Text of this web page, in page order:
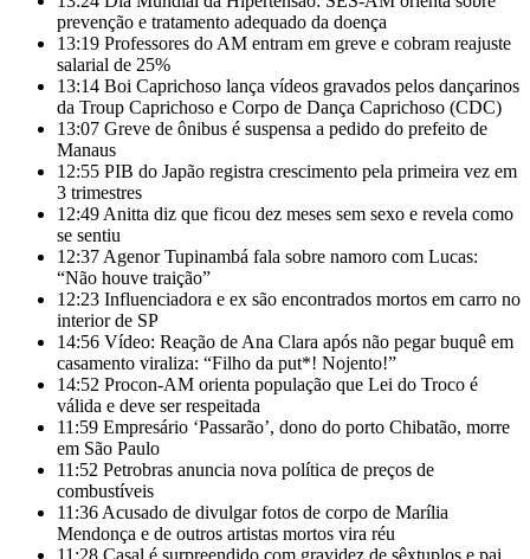
prevenção e tratamento adequado da doença
13:19 Professores do AM entram em greve e cobram reajuste
salarial de 25%
13:14 Boi Caprichoso lança vídeos gravados pelos dançarinos
da Troup Caprichoso e Corpo de Dança Caprichoso (CDC)
13:07 Greve de ônibus é suspensa a pedido do prefeito de
Manaus
12:55 PIB do Japão registra crescimento pela primeira vez em
3 trimestres
12:49 Anitta diz que ficou dez meses sem sexo e revela como
se sentiu
12:37 Agenor Tupinambá fala sobre namoro com Lucas:
“Não houve traição”
12:23 Influenciadora e ex são encontrados mortos em carro no
interior de SP
14:56 Vídeo: Reação de Ana Clara após não pegar buquê em
casamento viraliza: “Filho da put*! Nojento!”
14:52 Procon-AM orienta população que Lei do Troco é
válida e deve ser respeitada
11:59 Empresário ‘Passarão’, dono do porto Chibatão, morre
em São Paulo
11:52 Petrobras anuncia nova política de preços de
combustíveis
11:36 Acusado de divulgar fotos de corpo de Marília
Mendonça e de outros artistas mortos vira réu
11:28 Casal é surpreendido com gravidez de sêxtuplos e pai